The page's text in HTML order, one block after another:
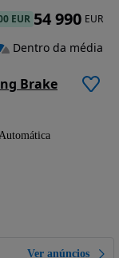
Brake
Ver anúncios
EUR 54 990 EUR
Dentro da média